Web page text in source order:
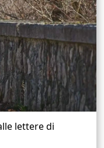
lettere di